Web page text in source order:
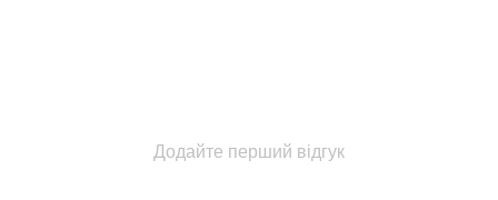
Додайте перший відгук